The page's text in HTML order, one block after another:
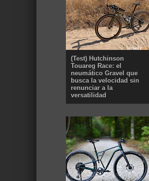
(Test) Hutchinson
Touareg Race: el
neumático Gravel que
busca la velocidad sin
renunciar a la
versatilidad